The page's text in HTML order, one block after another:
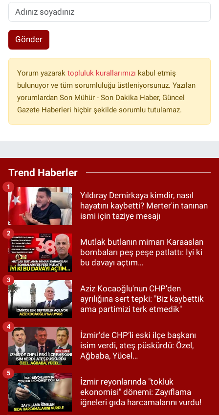
Gönder
Yorum yazarak topluluk kurallarımızı kabul etmiş
bulunuyor ve tüm sorumluluğu üstleniyorsunuz. Yazılan
yorumlardan Son Mühür - Son Dakika Haber, Güncel
Gazete Haberleri hiçbir şekilde sorumlu tutulamaz.
Trend Haberler
Yıldıray Demirkaya kimdir, nasıl
hayatını kaybetti? Merter'in tanınan
ismi için taziye mesajı
1
Mutlak butlanın mimarı Karaaslan
bombaları peş peşe patlattı: İyi ki
bu davayı açtım…
2
Aziz Kocaoğlu'nun CHP'den
ayrılığına sert tepki: "Biz kaybettik
ama partimizi terk etmedik"
3
İzmir’de CHP’li eski ilçe başkanı
isim verdi, ateş püskürdü: Özel,
Ağbaba, Yücel…
4
İzmir reyonlarında "tokluk
ekonomisi" dönemi: Zayıflama
iğneleri gıda harcamalarını vurdu!
5